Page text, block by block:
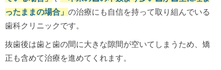
ったままの場合」 の治療にも自信を持って取り組んでいる
歯科クリニックです。
抜歯後は歯と歯の間に大きな隙間が空いてしまうため、矯
正も含めて治療を進めてくれます。